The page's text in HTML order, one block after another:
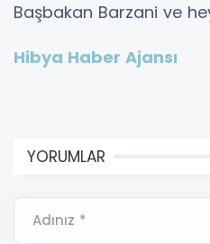
Başbakan Barzani ve
Hibya Haber Ajansı
YORUMLAR
Adınız *